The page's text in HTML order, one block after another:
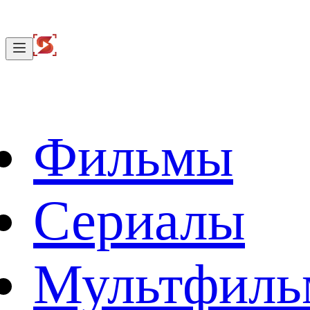
Фильмы
Сериалы